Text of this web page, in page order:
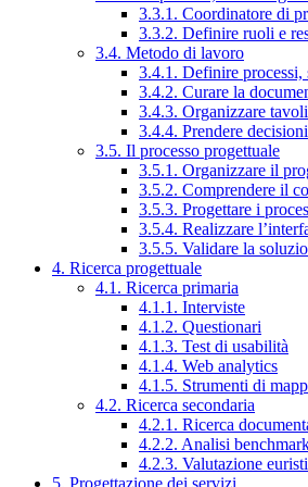
3.3.1. Coordinatore di
3.3.2. Definire ruoli e
3.4. Metodo di lavoro
3.4.1. Definire processi,
3.4.2. Curare la
3.4.3. Organizzare
3.4.4. Prendere decisioni
3.5. Il processo progettuale
3.5.1. Organizzare il
3.5.2. Comprendere il
3.5.3. Progettare i
3.5.4. Realizzare
3.5.5. Validare la
4. Ricerca progettuale
4.1. Ricerca primaria
4.1.1. Interviste
4.1.2. Questionari
4.1.3. Test di usabilità
4.1.4. Web analytics
4.1.5. Strumenti di
4.2. Ricerca secondaria
4.2.1. Ricerca
4.2.2. Analisi
4.2.3. Valutazione
5. Progettazione dei servizi